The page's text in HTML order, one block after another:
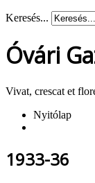
Keresés...
Óvári
Vivat, crescat et
Nyitólap
1933-36